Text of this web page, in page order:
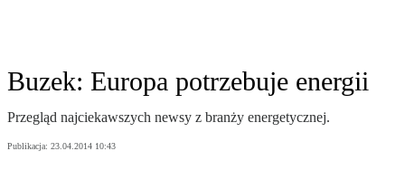
Buzek: Europa potrzebuje energii
Przegląd najciekawszych newsy z branży energetycznej.
Publikacja: 23.04.2014 10:43